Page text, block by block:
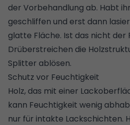
der Vorbehandlung ab. Habt
geschliffen und erst dann
glatte Fläche. Ist das nicht der
Drüberstreichen die
Splitter ablösen.
Schutz vor Feuchtigkeit
Holz, das mit einer
kann Feuchtigkeit wenig
nur für intakte Lackschichten.